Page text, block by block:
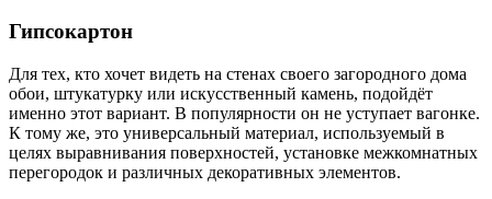
Гипсокартон
Для тех, кто хочет видеть на стенах своего загородного дома
обои, штукатурку или искусственный камень, подойдёт
именно этот вариант. В популярности он не уступает вагонке.
К тому же, это универсальный материал, используемый в
целях выравнивания поверхностей, установке межкомнатных
перегородок и различных декоративных элементов.